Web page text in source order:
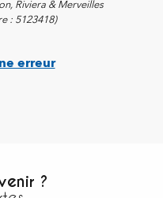
Riviera & Merveilles
: 5123418)
erreur
?